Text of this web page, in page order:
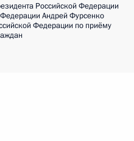
Российской Федерации
Андрей Фурсенко
Федерации по приёму